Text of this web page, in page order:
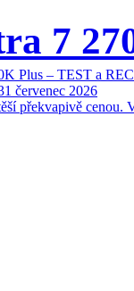
7
Plus – TEST a
červenec 2026
překvapivě cenou.